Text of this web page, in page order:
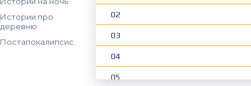
Истории про
деревню
Постапокалипсис
02
03
04
05